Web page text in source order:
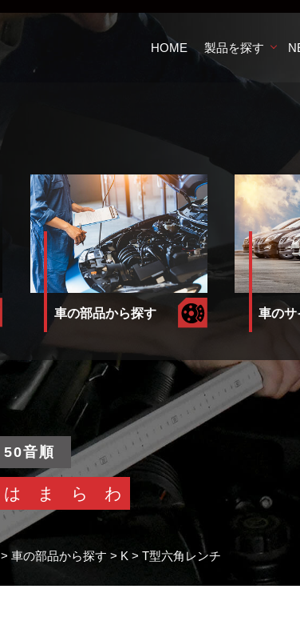
HOME 製品を探す
車の部品から探す 車のサ
50音順
は ま ら わ
> 車の部品から探す > K > T型六角レンチ